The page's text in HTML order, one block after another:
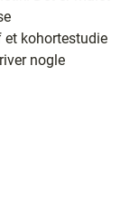
et kohortestudie
nogle